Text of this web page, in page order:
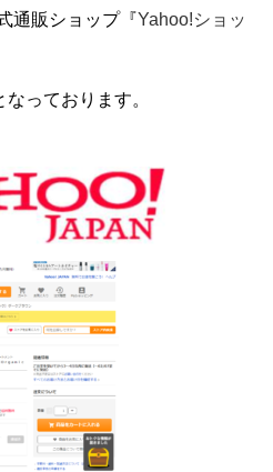
通販ショップ『Yahoo!ショッ
っております。